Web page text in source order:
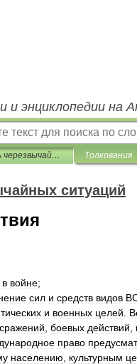
и энциклопедии на
Словарь черезвычайных ситуаций Толкования
ситуаций
в войне;
сил и средств видов
и военных целей
сражений боевых действий
право
населению культурным